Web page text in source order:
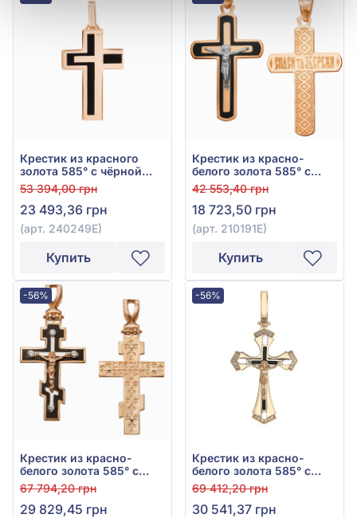
Крестик из красного
золота 585° с чёрной
эмалью, арт. 240249Е
53 394,00 грн
23 493,36 грн
(арт. 240249Е)
Купить
Крестик из красно-
белого золота 585° с
чёрной эмалью, арт.
210191Е
42 553,40 грн
18 723,50 грн
(арт. 210191Е)
Купить
-56%
Крестик из красно-
белого золота 585° с
чёрным фианитом (куб.
цирконий) и эмалью,
арт. 270073Е
67 794,20 грн
29 829,45 грн
-56%
Крестик из красно-
белого золота 585° с
чёрным фианитом (куб.
цирконий) и эмалью,
арт. 270123Е
69 412,20 грн
30 541,37 грн